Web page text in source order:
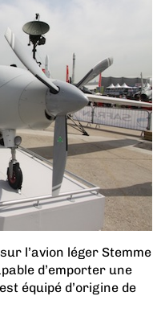
l’avion léger Stemme
d’emporter une
équipé d’origine de